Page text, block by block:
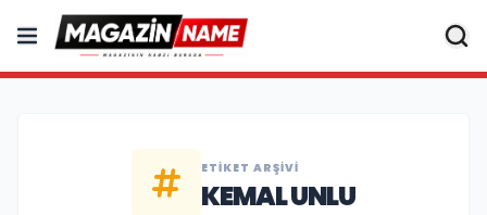
ETIKET ARŞIVI
KEMAL UNLU